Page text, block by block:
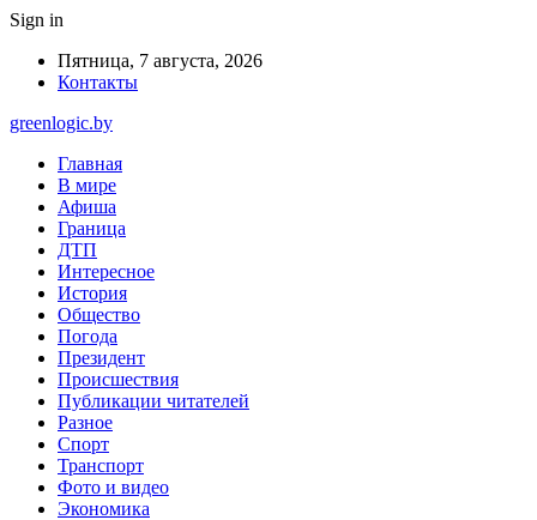
Sign in
Пятница, 7 августа, 2026
Контакты
greenlogic.by
Главная
В мире
Афиша
Граница
ДТП
Интересное
История
Общество
Погода
Президент
Происшествия
Публикации читателей
Разное
Спорт
Транспорт
Фото и видео
Экономика